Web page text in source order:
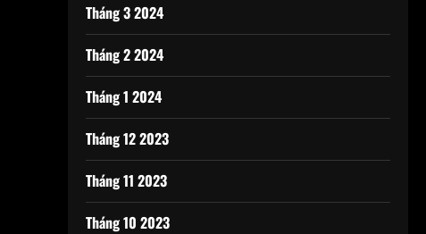
Tháng 3 2024
Tháng 2 2024
Tháng 1 2024
Tháng 12 2023
Tháng 11 2023
Tháng 10 2023